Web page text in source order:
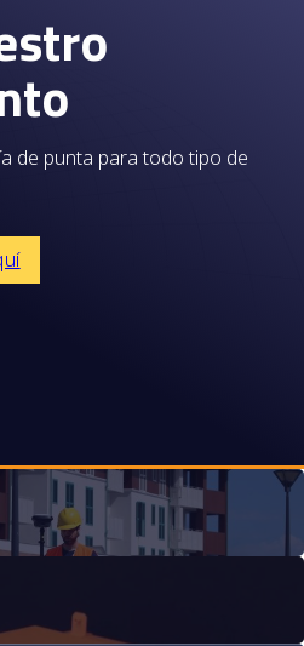
stro
to
de punta para todo tipo de